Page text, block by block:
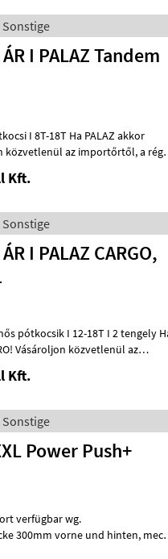
I PALAZ Tandem
Ha PALAZ akkor
az importőrtől, a régió
Kft.
I PALAZ CARGO,
Vásároljon közvetlenül az
Kft.
Power Push+
verfügbar wg.